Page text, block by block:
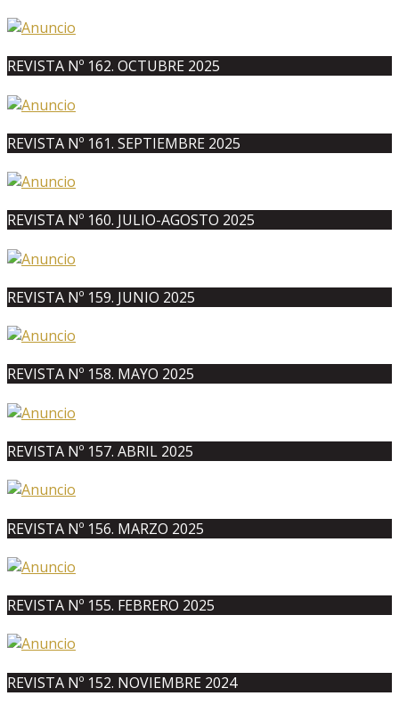
REVISTA Nº 162. OCTUBRE 2025
REVISTA Nº 161. SEPTIEMBRE 2025
REVISTA Nº 160. JULIO-AGOSTO 2025
REVISTA Nº 159. JUNIO 2025
REVISTA Nº 158. MAYO 2025
REVISTA Nº 157. ABRIL 2025
REVISTA Nº 156. MARZO 2025
REVISTA Nº 155. FEBRERO 2025
REVISTA Nº 152. NOVIEMBRE 2024